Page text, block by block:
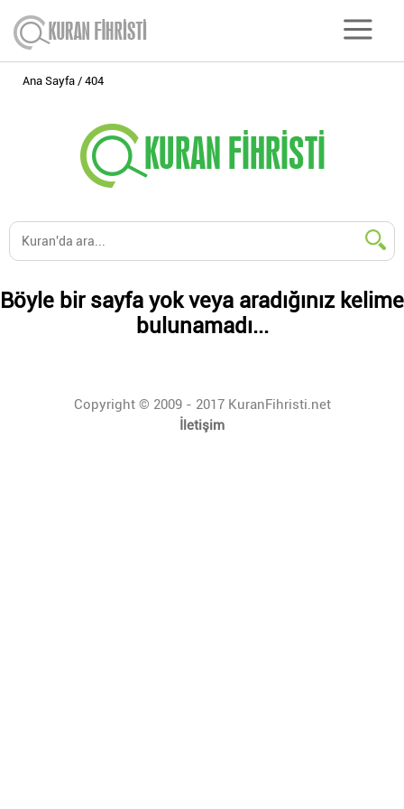
Ana Sayfa 404
Böyle bir sayfa yok veya aradığınız kelime
bulunamadı...
Copyright © 2009 - 2017 KuranFihristi.net
İletişim